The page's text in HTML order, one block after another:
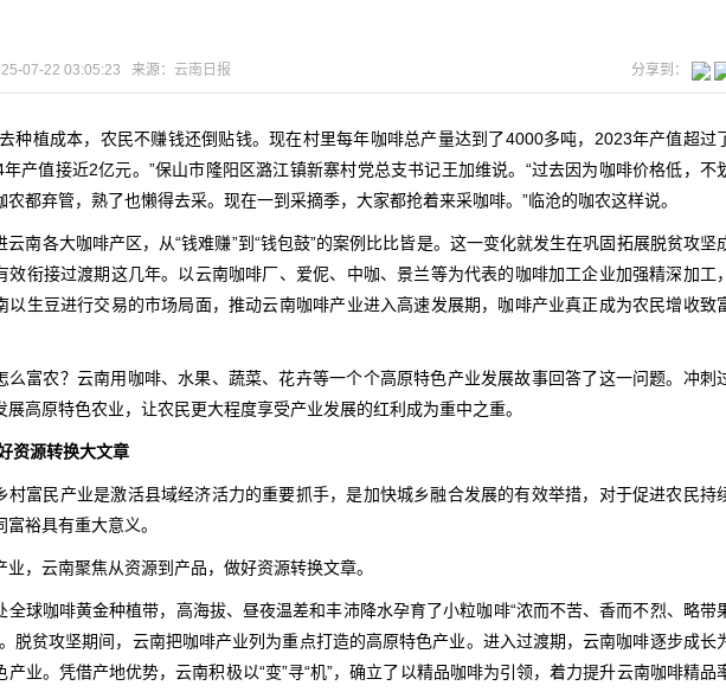
07-22 03:05:23 来源： 云南日报 分享到：
种植成本，农民不赚钱还倒贴钱。现在村里每年咖啡总产量达到了4000多吨，2023年产值超过
产值接近2亿元。”保山市隆阳区潞江镇新寨村党总支书记王加维说。“过去因为咖啡价格低，不
农都弃管，熟了也懒得去采。现在一到采摘季，大家都抢着来采咖啡。”临沧的咖农这样说。
云南各大咖啡产区，从“钱难赚”到“钱包鼓”的案例比比皆是。这一变化就发生在巩固拓展脱贫攻坚
效衔接过渡期这几年。以云南咖啡厂、爱伲、中咖、景兰等为代表的咖啡加工企业加强精深加工，
以生豆进行交易的市场局面，推动云南咖啡产业进入高速发展期，咖啡产业真正成为农民增收致
么富农？云南用咖啡、水果、蔬菜、花卉等一个个高原特色产业发展故事回答了这一问题。冲刺
展高原特色农业，让农民更大程度享受产业发展的红利成为重中之重。
资源转换大文章
村富民产业是激活县域经济活力的重要抓手，是加快城乡融合发展的有效举措，对于促进农民持
裕具有重大意义。
业，云南聚焦从资源到产品，做好资源转换文章。
全球咖啡黄金种植带，高海拔、昼夜温差和丰沛降水孕育了小粒咖啡“浓而不苦、香而不烈、略带
脱贫攻坚期间，云南把咖啡产业列为重点打造的高原特色产业。进入过渡期，云南咖啡逐步成长
产业。凭借产地优势，云南积极以“变”寻“机”，确立了以精品咖啡为引领，着力提升云南咖啡精品